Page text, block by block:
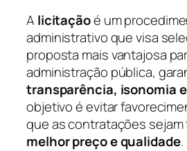
A licitaçãoé um
administrativo que visa
proposta mais vantajosa
administração pública,
transparência, isonomia
objetivo é evitar
que as contratações
melhor preço e qualidade.